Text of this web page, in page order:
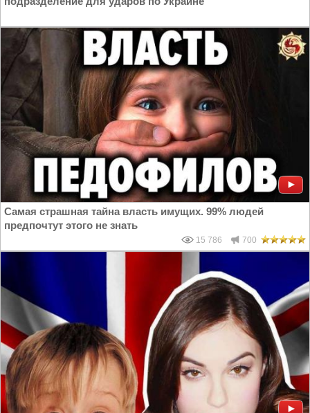
Самая страшная тайна власть имущих. 99% людей
предпочтут этого не знать
15 786 700